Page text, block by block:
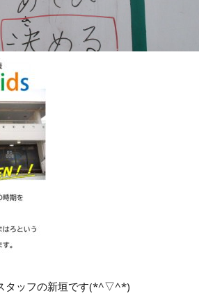
タッフの新垣です(*^▽^*)